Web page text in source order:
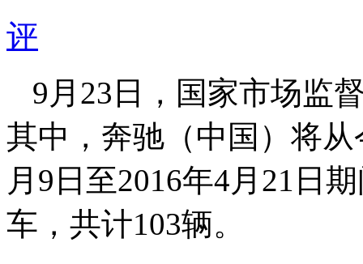
评
9月23日，国家市场监
其中，奔驰（中国）将
月9日至2016年4月21日
车，共计103辆。